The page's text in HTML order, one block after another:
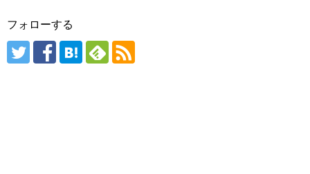
フォローする